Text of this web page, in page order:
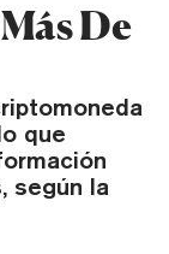
De
que
según la